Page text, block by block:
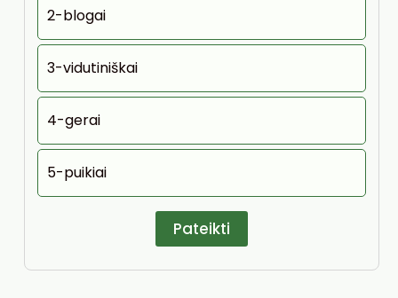
2-blogai
3-vidutiniškai
4-gerai
5-puikiai